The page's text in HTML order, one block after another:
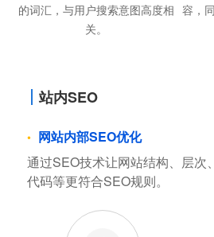
的词汇，与用户搜索意图高度相
关。
容，
站内SEO
网站内部SEO优化
通过SEO技术让网站结构、层次
代码等更符合SEO规则。